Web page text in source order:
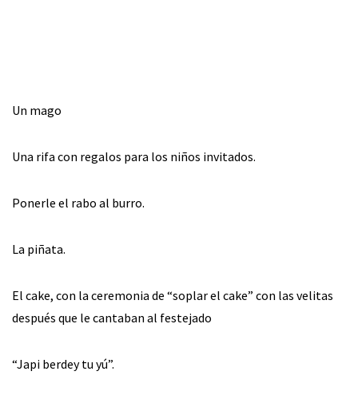
Un mago
Una rifa con regalos para los niños invitados.
Ponerle el rabo al burro.
La piñata.
El cake, con la ceremonia de “soplar el cake” con las velitas
después que le cantaban al festejado
“Japi berdey tu yú”.